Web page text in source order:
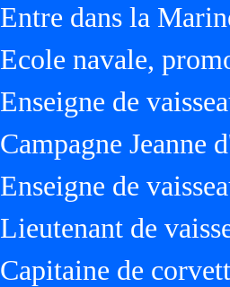
Entre dans la
Ecole navale,
Enseigne de
Campagne Jeanne
Enseigne de
Lieutenant de
Capitaine de